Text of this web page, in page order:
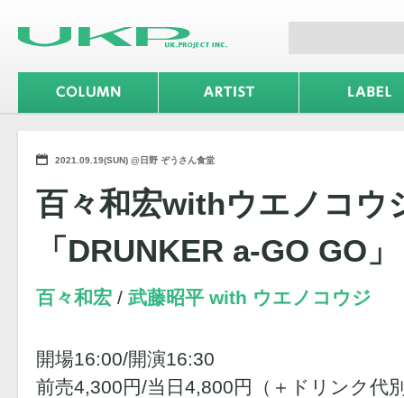
2021.09.19(SUN) @日野 ぞうさん食堂
百々和宏withウエノコウ
「DRUNKER a-GO GO」
百々和宏 武藤昭平 with ウエノコウジ
開場16:00/開演16:30
前売4,300円/当日4,800円（＋ドリンク代